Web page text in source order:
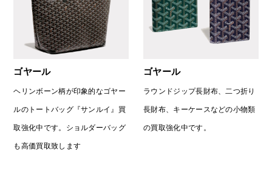
ゴヤール
ヘリンボーン柄が印象的なゴヤー
ルのトートバッグ『サンルイ』買
取強化中です。ショルダーバッグ
も高価買取致します
ゴヤール
ラウンドジップ長財布、二つ折り
長財布、キーケースなどの小物類
の買取強化中です。